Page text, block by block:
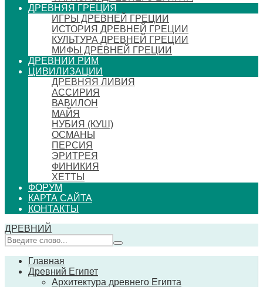
ДРЕВНЯЯ ГРЕЦИЯ
ИГРЫ ДРЕВНЕЙ ГРЕЦИИ
ИСТОРИЯ ДРЕВНЕЙ ГРЕЦИИ
КУЛЬТУРА ДРЕВНЕЙ ГРЕЦИИ
МИФЫ ДРЕВНЕЙ ГРЕЦИИ
ДРЕВНИЙ РИМ
ЦИВИЛИЗАЦИИ
ДРЕВНЯЯ ЛИВИЯ
АССИРИЯ
ВАВИЛОН
МАЙЯ
НУБИЯ (КУШ)
ОСМАНЫ
ПЕРСИЯ
ЭРИТРЕЯ
ФИНИКИЯ
ХЕТТЫ
ФОРУМ
КАРТА САЙТА
КОНТАКТЫ
ДРЕВНИЙ
Главная
Древний Египет
Архитектура древнего Египта